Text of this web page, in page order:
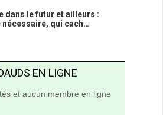
dans le futur et ailleurs :
nécessaire, qui cach…
EN LIGNE
et aucun membre en ligne